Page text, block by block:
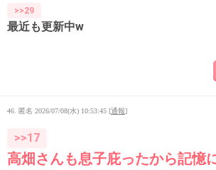
>>29
最近も更新中w
46. 匿名 2026/07/08(水) 10:53:45 [通報]
>>17
高畑さんも息子庇ったから記憶